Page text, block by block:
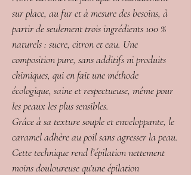
sur place, au fur et à mesure des besoins, à
partir de seulement trois ingrédients 100 %
naturels : sucre, citron et eau. Une
composition pure, sans additifs ni produits
chimiques, qui en fait une méthode
écologique, saine et respectueuse, même pour
les peaux les plus sensibles.
Grâce à sa texture souple et enveloppante, le
caramel adhère au poil sans agresser la peau.
Cette technique rend l’épilation nettement
moins douloureuse qu’une épilation